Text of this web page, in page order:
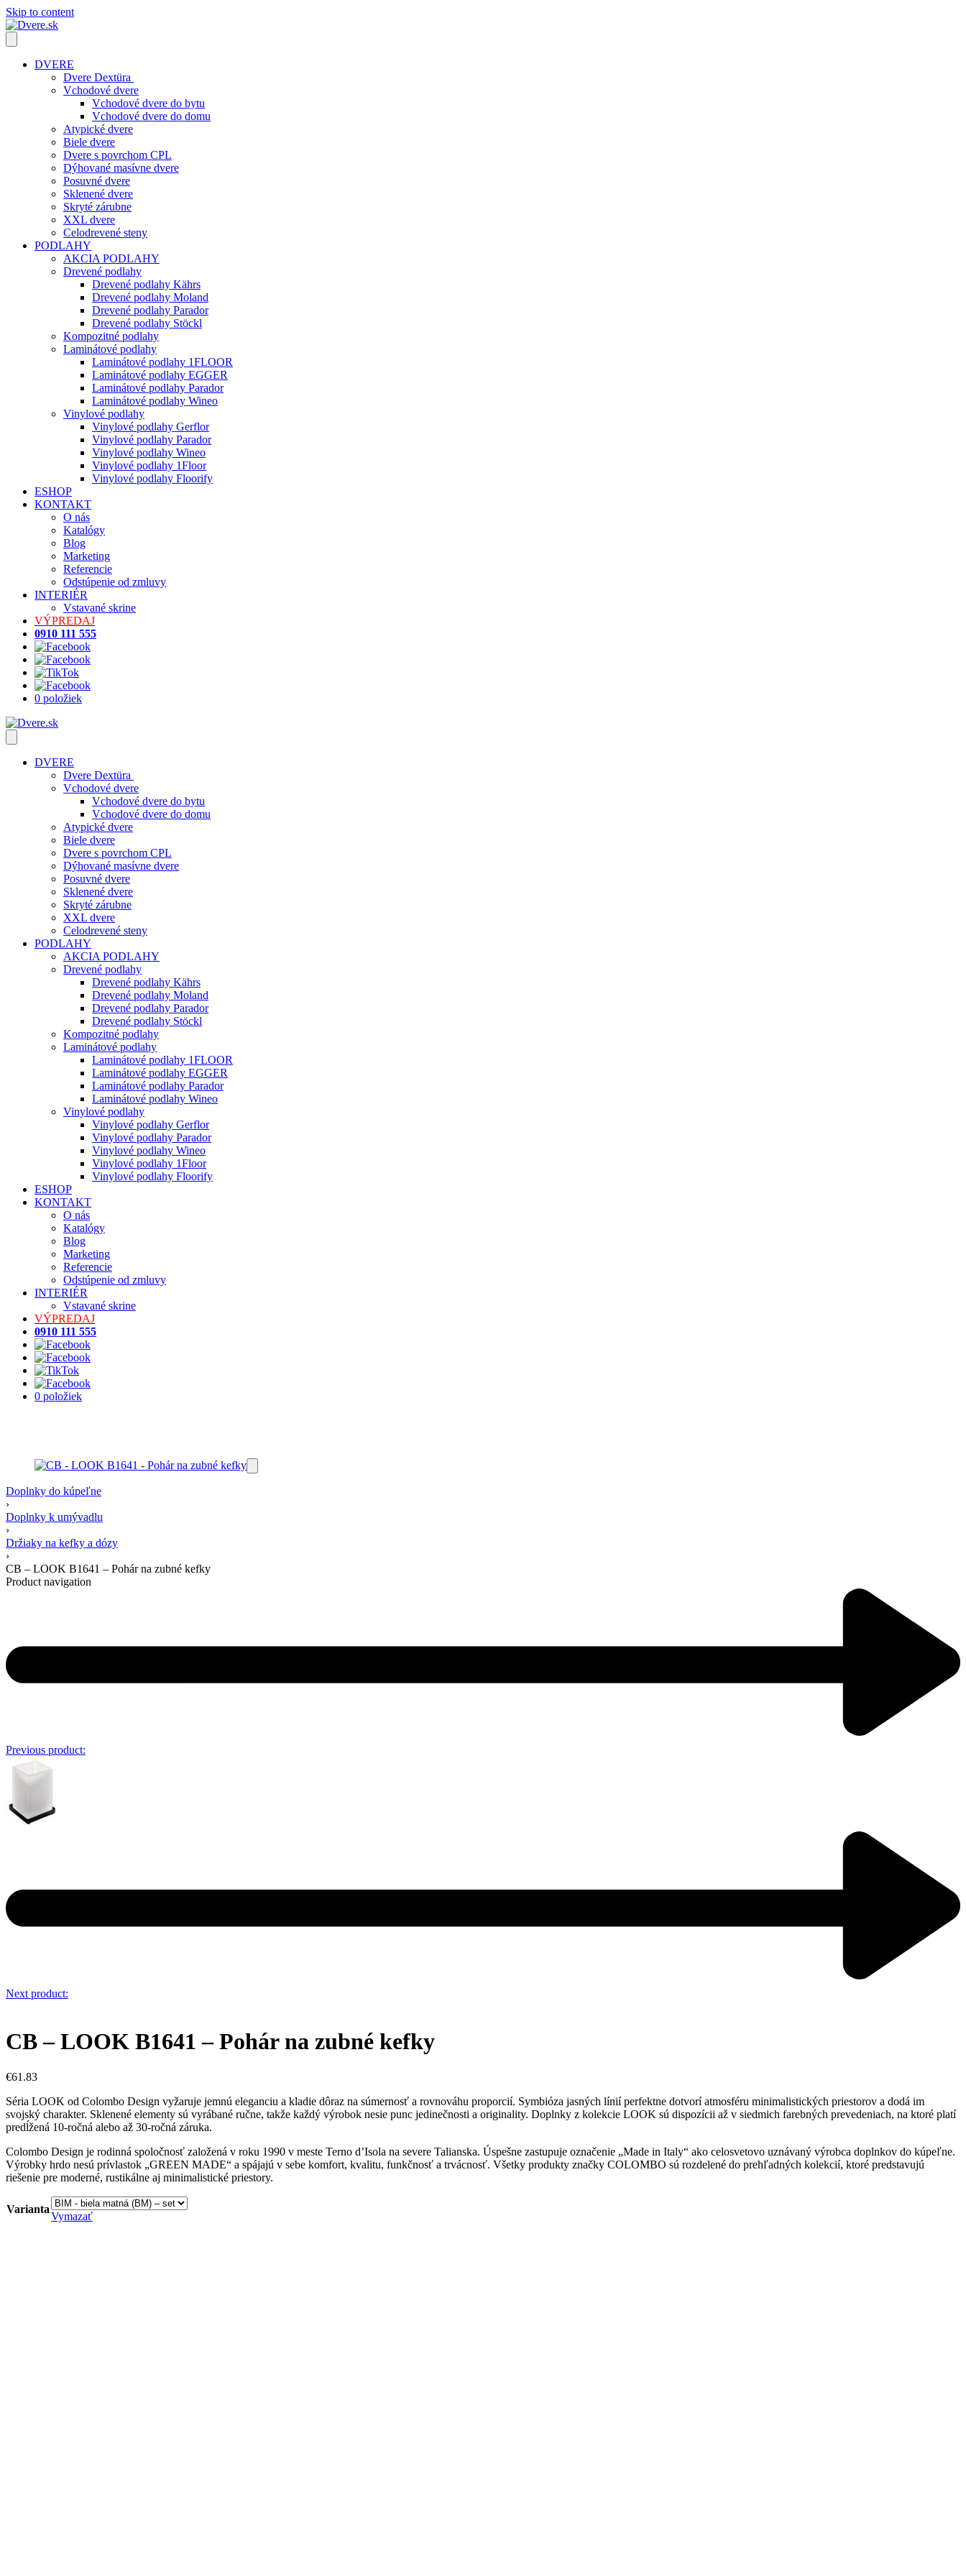
Skip to content
DVERE
Dvere Dextüra
Vchodové dvere
Vchodové dvere do bytu
Vchodové dvere do domu
Atypické dvere
Biele dvere
Dvere s povrchom CPL
Dýhované masívne dvere
Posuvné dvere
Sklenené dvere
Skryté zárubne
XXL dvere
Celodrevené steny
PODLAHY
AKCIA PODLAHY
Drevené podlahy
Drevené podlahy Kährs
Drevené podlahy Moland
Drevené podlahy Parador
Drevené podlahy Stöckl
Kompozitné podlahy
Laminátové podlahy
Laminátové podlahy 1FLOOR
Laminátové podlahy EGGER
Laminátové podlahy Parador
Laminátové podlahy Wineo
Vinylové podlahy
Vinylové podlahy Gerflor
Vinylové podlahy Parador
Vinylové podlahy Wineo
Vinylové podlahy 1Floor
Vinylové podlahy Floorify
ESHOP
KONTAKT
O nás
Katalógy
Blog
Marketing
Referencie
Odstúpenie od zmluvy
INTERIÉR
Vstavané skrine
VÝPREDAJ
0910 111 555
0 položiek
DVERE
Dvere Dextüra
Vchodové dvere
Vchodové dvere do bytu
Vchodové dvere do domu
Atypické dvere
Biele dvere
Dvere s povrchom CPL
Dýhované masívne dvere
Posuvné dvere
Sklenené dvere
Skryté zárubne
XXL dvere
Celodrevené steny
PODLAHY
AKCIA PODLAHY
Drevené podlahy
Drevené podlahy Kährs
Drevené podlahy Moland
Drevené podlahy Parador
Drevené podlahy Stöckl
Kompozitné podlahy
Laminátové podlahy
Laminátové podlahy 1FLOOR
Laminátové podlahy EGGER
Laminátové podlahy Parador
Laminátové podlahy Wineo
Vinylové podlahy
Vinylové podlahy Gerflor
Vinylové podlahy Parador
Vinylové podlahy Wineo
Vinylové podlahy 1Floor
Vinylové podlahy Floorify
ESHOP
KONTAKT
O nás
Katalógy
Blog
Marketing
Referencie
Odstúpenie od zmluvy
INTERIÉR
Vstavané skrine
VÝPREDAJ
0910 111 555
0 položiek
Doplnky do kúpeľne
›
Doplnky k umývadlu
›
Držiaky na kefky a dózy
›
CB – LOOK B1641 – Pohár na zubné kefky
Product navigation
Previous product:
Next product:
CB – LOOK B1641 – Pohár na zubné kefky
€61.83
Séria LOOK od Colombo Design vyžaruje jemnú eleganciu a kladie dôraz na súmernosť a rovnováhu proporcií. Symbióza jasných línií perfektne dotvorí atmosféru minimalistických priestorov a dodá im
svojský charakter. Sklenené elementy sú vyrábané ručne, takže každý výrobok nesie punc jedinečnosti a originality. Doplnky z kolekcie LOOK sú dispozícii až v siedmich farebných prevedeniach, na ktoré platí
predĺžená 10-ročná alebo až 30-ročná záruka.
Colombo Design je rodinná spoločnosť založená v roku 1990 v meste Terno d’Isola na severe Talianska. Úspešne zastupuje označenie „Made in Italy“ ako celosvetovo uznávaný výrobca doplnkov do kúpeľne.
Výrobky hrdo nesú prívlastok „GREEN MADE“ a spájajú v sebe komfort, kvalitu, funkčnosť a trvácnosť. Všetky produkty značky COLOMBO sú rozdelené do prehľadných kolekcií, ktoré predstavujú
riešenie pre moderné, rustikálne aj minimalistické priestory.
Varianta
Vymazať